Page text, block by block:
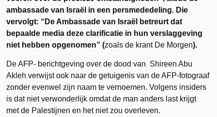
ambassade van Israël in een persmededeling. Die
vervolgt: “De Ambassade van Israël betreurt dat
bepaalde media deze clarificatie in hun verslaggeving
niet hebben opgenomen” (zoals de krant De Morgen).
De AFP- berichtgeving over de dood van Shireen Abu
Akleh verwijst ook naar de getuigenis van de AFP-fotograaf
zonder evenwel zijn naam te vernoemen. Volgens insiders
is dat niet verwonderlijk omdat de man anders last krijgt
met de Palestijnen en het niet zou overleven.